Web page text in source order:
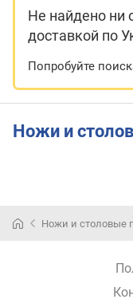
Не найдено ни
доставкой по
Попробуйте
Ножи и
Ножи и столовые